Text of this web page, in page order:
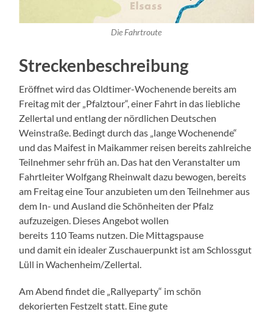
Die Fahrtroute
Streckenbeschreibung
Eröffnet wird das Oldtimer-Wochenende bereits am
Freitag mit der „Pfalztour“, einer Fahrt in das liebliche
Zellertal und entlang der nördlichen Deutschen
Weinstraße. Bedingt durch das „lange Wochenende“
und das Maifest in Maikammer reisen bereits zahlreiche
Teilnehmer sehr früh an. Das hat den Veranstalter um
Fahrtleiter Wolfgang Rheinwalt dazu bewogen, bereits
am Freitag eine Tour anzubieten um den Teilnehmer aus
dem In- und Ausland die Schönheiten der Pfalz
aufzuzeigen. Dieses Angebot wollen
bereits 110 Teams nutzen. Die Mittagspause
und damit ein idealer Zuschauerpunkt ist am Schlossgut
Lüll in Wachenheim/Zellertal.
Am Abend findet die „Rallyeparty“ im schön
dekorierten Festzelt statt. Eine gute